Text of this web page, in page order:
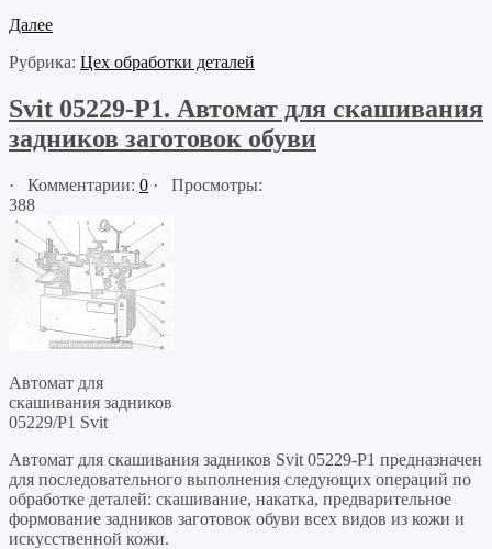
Далее
Рубрика: Цех обработки деталей
Svit 05229-P1. Автомат для скашивания
задников заготовок обуви
· Комментарии: 0 · Просмотры:
388
Автомат для
скашивания задников
05229/Р1 Svit
Автомат для скашивания задников Svit 05229-P1 предназначен
для последовательного выполнения следующих операций по
обработке деталей: скашивание, накатка, предварительное
формование задников заготовок обуви всех видов из кожи и
искусственной кожи.